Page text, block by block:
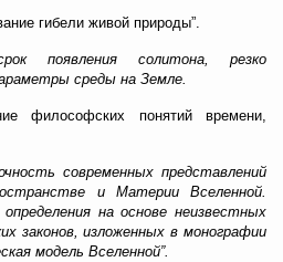
гибели живой природы”.
появления солитона, резко
среды на Земле.
философских понятий времени,
современных представлений
и Материи Вселенной.
на основе неизвестных
законов, изложенных в монографии
модель Вселенной”.